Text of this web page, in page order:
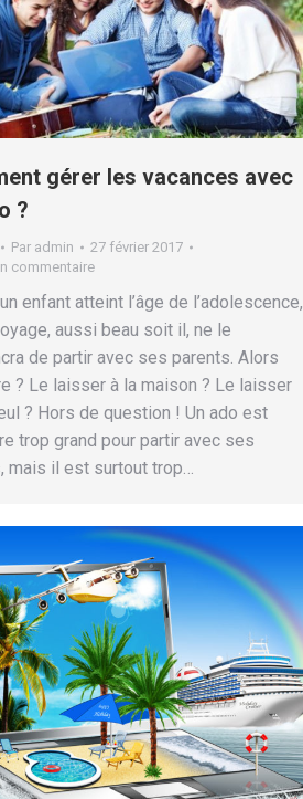
gérer les vacances avec
?
Par admin
27 février 2017
commentaire
enfant atteint l’âge de l’adolescence,
aussi beau soit il, ne le
de partir avec ses parents. Alors
? Le laisser à la maison ? Le laisser
? Hors de question ! Un ado est
trop grand pour partir avec ses
mais il est surtout trop…